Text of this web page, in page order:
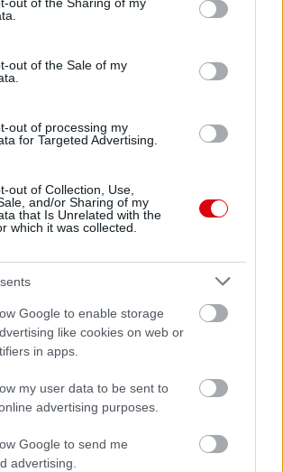
to Google and its third-party tags to
below specified purposes in below Google
out of the Sale of my
out of processing my
for Targeted Advertising.
out of Collection, Use,
and/or Sharing of my
that Is Unrelated with the
which it was collected.
Google to enable storage
like cookies on web or
in apps.
my user data to be sent to
advertising purposes.
Google to send me
advertising.
Germain
United
4. mérkőzés
0 másodperc
United2026-08-12 20:30
United